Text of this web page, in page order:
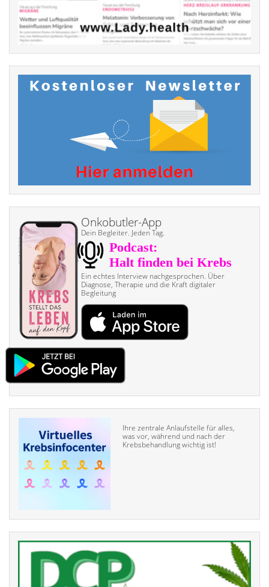
Onkobutler-App
Dein Begleiter. Jeden Tag.
Ein echtes Interview nach­gesprochen. Über
Diagnose, Therapie und die Kraft digitaler
Begleitung
Ihre zentrale Anlaufstelle für alles,
was vor, während und nach der
Krebsbehandlung wichtig ist!